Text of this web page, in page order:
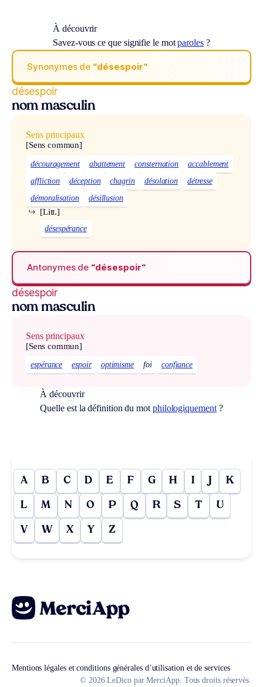
À découvrir
Savez-vous ce que signifie le motparoles?
Synonymes de “désespoir“
désespoir
nom masculin
Sens principaux
[Sens commun]
découragement abattement consternation
accablement
affliction
déception chagrin désolation
détresse
démoralisation
désillusion
[Litt.]
↪
désespérance
Antonymes de “désespoir“
désespoir
nom masculin
Sens principaux
[Sens commun]
espérance espoir optimisme foi confiance
À découvrir
Quelle est la définition du mot philologiquement?
A B C D E F G H I J K
L M N O P Q R S T U
V W X Y Z
Mentions légales et conditions générales d’utilisation et de services
© 2026 LeDico par MerciApp. Tous droits réservés.